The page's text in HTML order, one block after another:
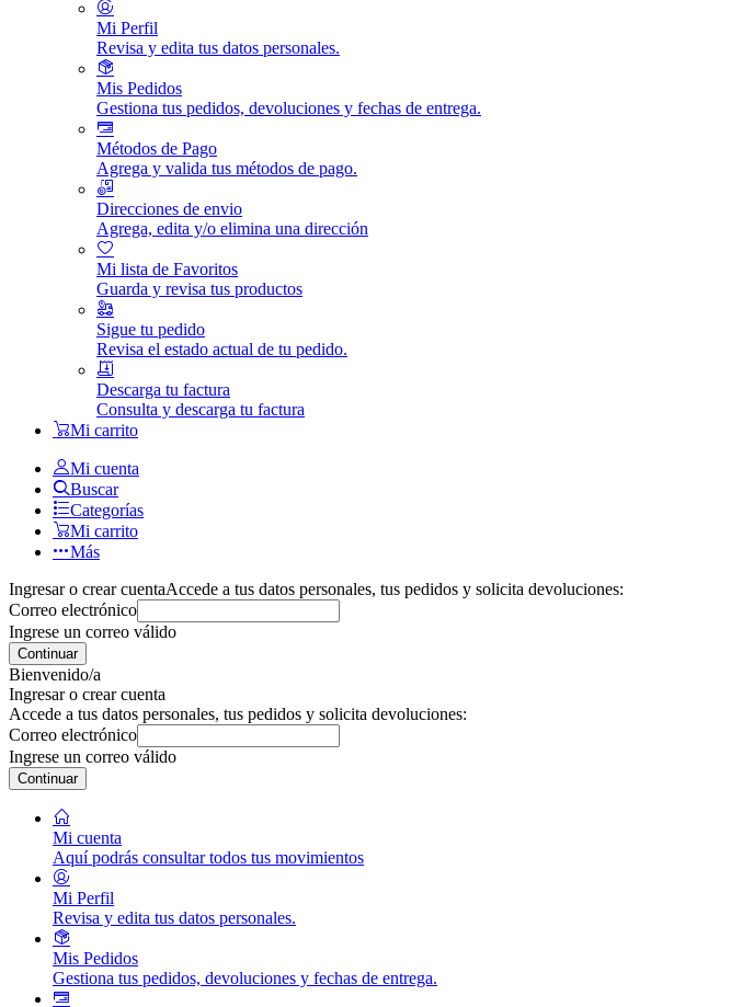
Mi Perfil
Revisa y edita tus datos personales.
Mis Pedidos
Gestiona tus pedidos, devoluciones y fechas de entrega.
Métodos de Pago
Agrega y valida tus métodos de pago.
Direcciones de envio
Agrega, edita y/o elimina una dirección
Mi lista de Favoritos
Guarda y revisa tus productos
Sigue tu pedido
Revisa el estado actual de tu pedido.
Descarga tu factura
Consulta y descarga tu factura
Mi carrito
Mi cuenta
Buscar
Categorías
Mi carrito
Más
Ingresar o crear cuentaAccede a tus datos personales, tus pedidos y solicita devoluciones:
Correo electrónico
Ingrese un correo válido
Continuar
Bienvenido/a
Ingresar o crear cuenta
Accede a tus datos personales, tus pedidos y solicita devoluciones:
Correo electrónico
Ingrese un correo válido
Continuar
Mi cuenta
Aquí podrás consultar todos tus movimientos
Mi Perfil
Revisa y edita tus datos personales.
Mis Pedidos
Gestiona tus pedidos, devoluciones y fechas de entrega.